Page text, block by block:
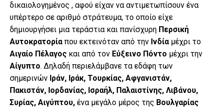
δικαιολογημένος , αφού είχαν να αντιμετωπίσουν ένα
υπέρτερο σε αριθμό στράτευμα, το οποίο είχε
δημιουργήσει μια τεράστια και πανίσχυρη Περσική
Αυτοκρατορίαπου εκτεινόταν από την Ινδίαμέχρι το
Αιγαίο Πέλαγος και από τον Εύξεινο Πόντο μέχρι την
Αίγυπτο. Δηλαδή περιελάμβανε τα εδάφη των
σημερινών Ιράν, Ιράκ, Τουρκίας, Αφγανιστάν,
Πακιστάν, Ιορδανίας, Ισραήλ, Παλαιστίνης, Λιβάνου,
Συρίας, Αιγύπτου, ένα μεγάλο μέρος της Βουλγαρίας